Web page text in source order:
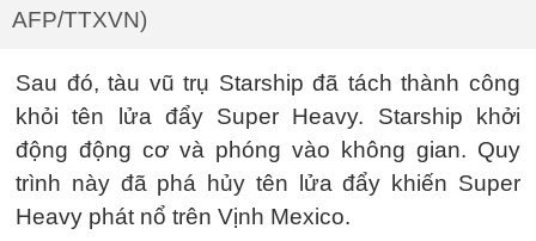
AFP/TTXVN)
Sau đó, tàu vũ trụ Starship đã tách thành công
khỏi tên lửa đẩy Super Heavy. Starship khởi
động động cơ và phóng vào không gian. Quy
trình này đã phá hủy tên lửa đẩy khiến Super
Heavy phát nổ trên Vịnh Mexico.